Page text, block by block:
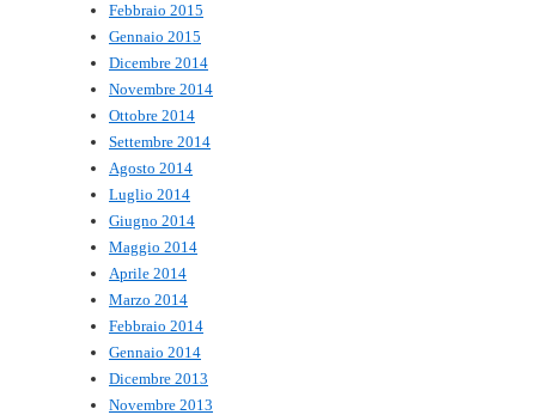
Febbraio 2015
Gennaio 2015
Dicembre 2014
Novembre 2014
Ottobre 2014
Settembre 2014
Agosto 2014
Luglio 2014
Giugno 2014
Maggio 2014
Aprile 2014
Marzo 2014
Febbraio 2014
Gennaio 2014
Dicembre 2013
Novembre 2013